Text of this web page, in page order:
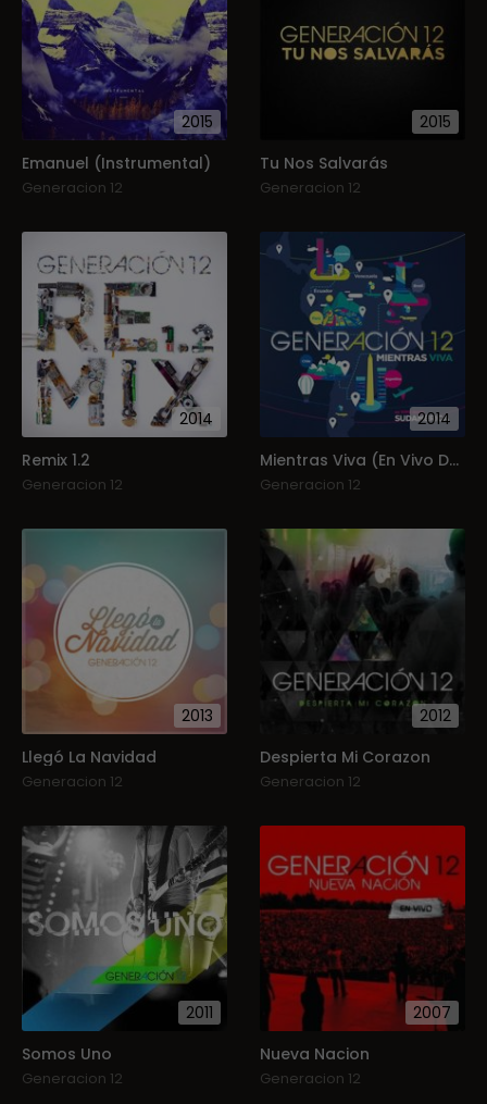
2015
Emanuel (Instrumental)
Generacion 12
2015
Tu Nos Salvarás
Generacion 12
2014
Remix 1.2
Generacion 12
2014
Mientras Viva (En Vivo Desde Sudamérica)
Generacion 12
2013
Llegó La Navidad
Generacion 12
2012
Despierta Mi Corazon
Generacion 12
2011
Somos Uno
Generacion 12
2007
Nueva Nacion
Generacion 12